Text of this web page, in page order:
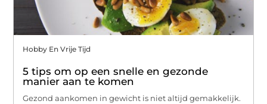
Hobby En Vrije Tijd
5 tips om op een snelle en gezonde
manier aan te komen
Gezond aankomen in gewicht is niet altijd gemakkelijk.